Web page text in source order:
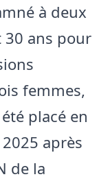
à deux
ans pour
femmes,
placé en
après
de la